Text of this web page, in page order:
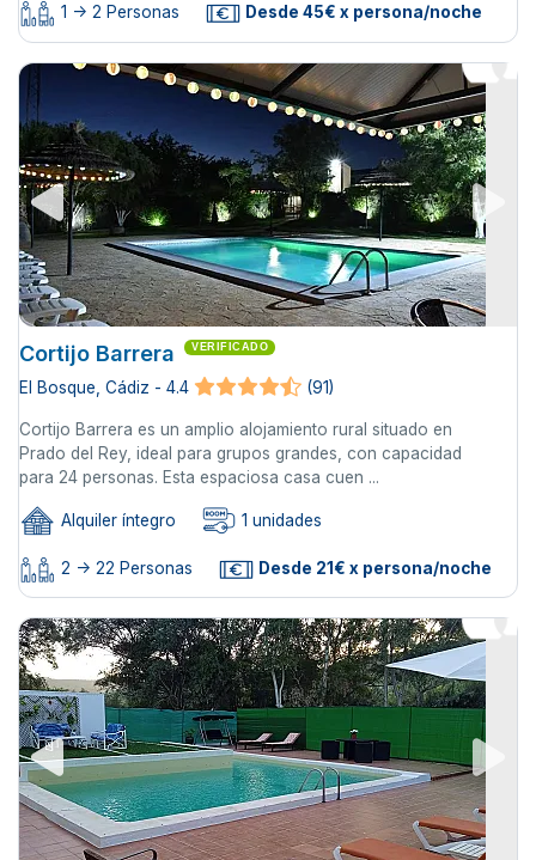
1 -> 2 Personas Desde 45€ x persona/noche
Cortijo Barrera VERIFICADO
El Bosque, Cádiz - 4.4 (91)
Cortijo Barrera es un amplio alojamiento rural situado en
Prado del Rey, ideal para grupos grandes, con capacidad
para 24 personas. Esta espaciosa casa cuen ...
Alquiler íntegro 1 unidades
2 -> 22 Personas Desde 21€ x persona/noche